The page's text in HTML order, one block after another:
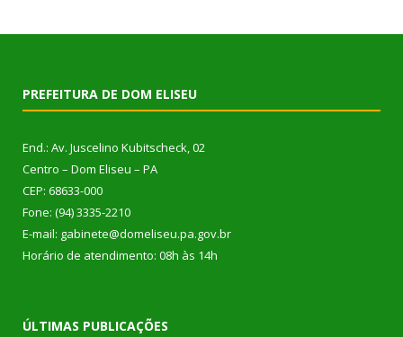
PREFEITURA DE DOM ELISEU
End.: Av. Juscelino Kubitscheck, 02
Centro – Dom Eliseu – PA
CEP: 68633-000
Fone: (94) 3335-2210
E-mail: gabinete@domeliseu.pa.gov.br
Horário de atendimento: 08h às 14h
ÚLTIMAS PUBLICAÇÕES